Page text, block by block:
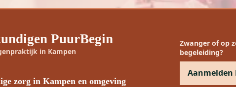
PuurBegin
in Kampen
zorg in Kampen en omgeving
Zwanger of op
begeleiding?
Aanmelden